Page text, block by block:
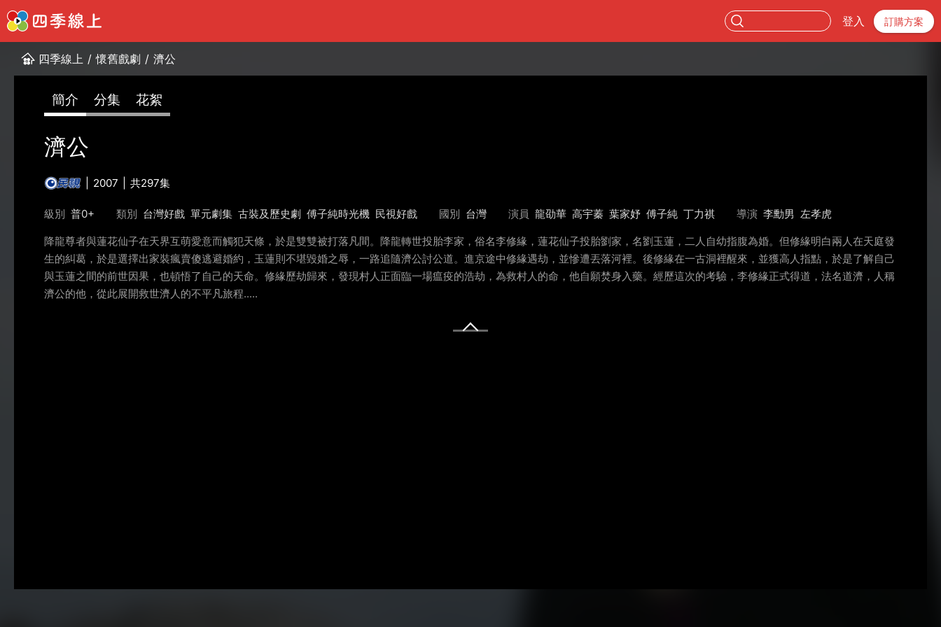
登入 訂購方案
四季線上 / 懷舊戲劇 / 濟公
簡介 分集 花絮
濟公
2007 共297集
級別 普0+ 類別 台灣好戲 單元劇集 古裝及歷史劇 傅子純時光機 民視好戲 國別 台灣 演員 龍劭華 高宇蓁 葉家妤 傅子純 丁力祺 導演 李勳男 左孝虎
降龍尊者與蓮花仙子在天界互萌愛意而觸犯天條，於是雙雙被打落凡間。降龍轉世投胎李家，俗名李修緣，蓮花仙子投胎劉家，名劉玉蓮，二人自幼指腹為婚。但修緣明白兩人在天庭發
生的糾葛，於是選擇出家裝瘋賣傻逃避婚約，玉蓮則不堪毀婚之辱，一路追隨濟公討公道。進京途中修緣遇劫，並慘遭丟落河裡。後修緣在一古洞裡醒來，並獲高人指點，於是了解自己
與玉蓮之間的前世因果，也頓悟了自己的天命。修緣歷劫歸來，發現村人正面臨一場瘟疫的浩劫，為救村人的命，他自願焚身入藥。經歷這次的考驗，李修緣正式得道，法名道濟，人稱
濟公的他，從此展開救世濟人的不平凡旅程.....